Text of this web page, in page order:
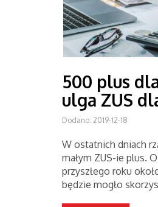
500 plus
ulga ZUS
Dodano: 2019-12-18
W ostatnich dniach
małym ZUS-ie plus.
przyszłego roku
będzie mogło